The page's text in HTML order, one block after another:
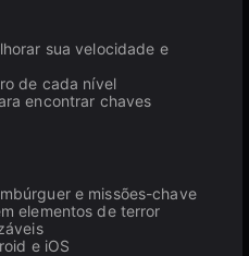
sua velocidade e
de cada nível
encontrar chaves
e missões-chave
elementos de terror
e iOS